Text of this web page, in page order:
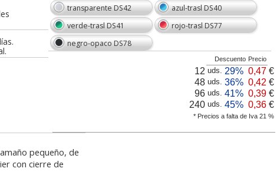
transparente DS42
azul-trasl DS40
verde-trasl DS41
rojo-trasl DS77
negro-opaco DS78
* Precios a falta de Iva 21 %
Descuento Precio
12 uds. 29% 0,47 €
48 uds. 36% 0,42 €
96 uds. 41% 0,39 €
240 uds. 45% 0,36 €
pequeño, de
con cierre de
Sobres plástico broche
botón A4 Multitaladro
Pack 5 Colores
tricolor
N9K06AE
Cartucho HP 304XL -
302XL Tricolor alta
capacidad deskjet